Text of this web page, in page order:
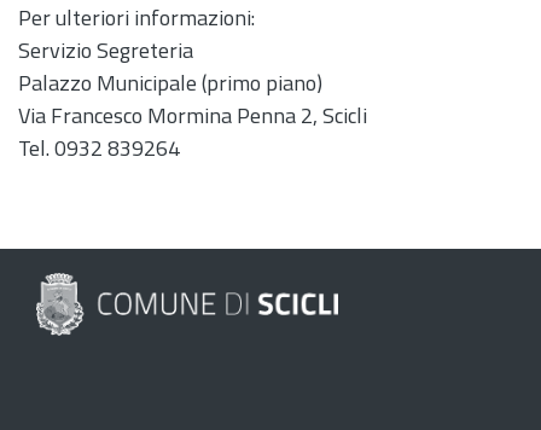
Per ulteriori informazioni:
Servizio Segreteria
Palazzo Municipale (primo piano)
Via Francesco Mormina Penna 2, Scicli
Tel. 0932 839264